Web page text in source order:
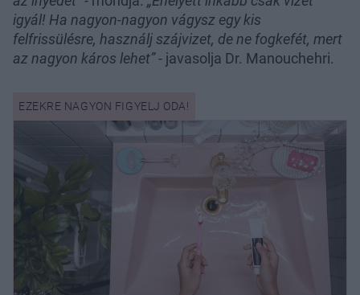
igyál! Ha nagyon-nagyon vágysz egy kis
felfrissülésre, használj szájvizet, de ne fogkefét, mert
az nagyon káros lehet”- javasolja Dr. Manouchehri.